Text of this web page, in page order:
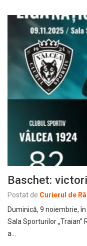
Baschet:
Postat de Curierul de
Duminică, 9 noiembrie,
Sala Sporturilor „Traian”
a…